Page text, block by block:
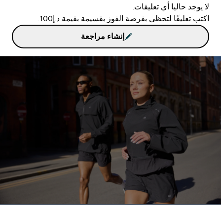
لا يوجد حاليا أي تعليقات.
اكتب تعليقًا لتحظى بفرصة الفوز بقسيمة بقيمة د.إ100.
إنشاء مراجعة